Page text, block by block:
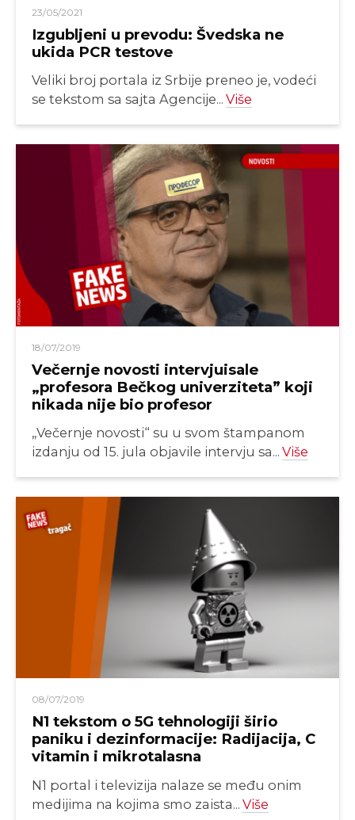
23/05/2021
Izgubljeni u prevodu: Švedska ne
ukida PCR testove
Veliki broj portala iz Srbije preneo je, vodeći
se tekstom sa sajta Agencije... Više
18/07/2019
Večernje novosti intervjuisale
„profesora Bečkog univerziteta” koji
nikada nije bio profesor
„Večernje novosti“ su u svom štampanom
izdanju od 15. jula objavile intervju sa... Više
08/07/2019
N1 tekstom o 5G tehnologiji širio
paniku i dezinformacije: Radijacija, C
vitamin i mikrotalasna
N1 portal i televizija nalaze se među onim
medijima na kojima smo zaista... Više